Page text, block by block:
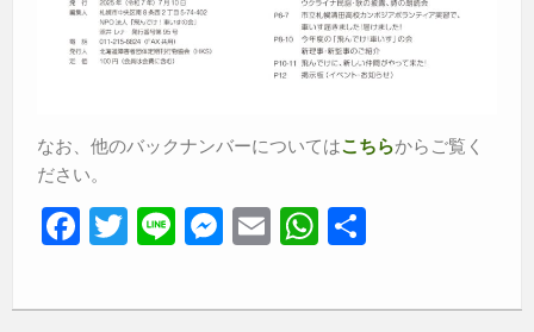
なお、他のバックナンバーについてはこちらからご覧く
ださい。
F
c
T
tt
Li
e
M
ss
E
ail
W
at